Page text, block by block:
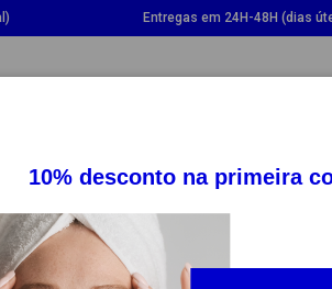
Entregas em 24H-48H (dias
DROPDOWN
SUPLEMENTOSTOGGLE DROPDOWN
SAÚDETOGGLE